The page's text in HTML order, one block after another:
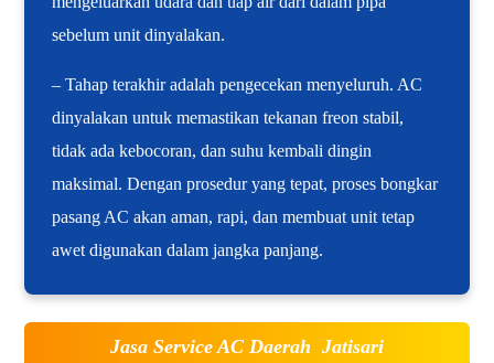
sebelum unit dinyalakan.
– Tahap terakhir adalah pengecekan menyeluruh. AC
dinyalakan untuk memastikan tekanan freon stabil,
tidak ada kebocoran, dan suhu kembali dingin
maksimal. Dengan prosedur yang tepat, proses bongkar
pasang AC akan aman, rapi, dan membuat unit tetap
awet digunakan dalam jangka panjang.
Jasa Service AC Daerah Jatisari